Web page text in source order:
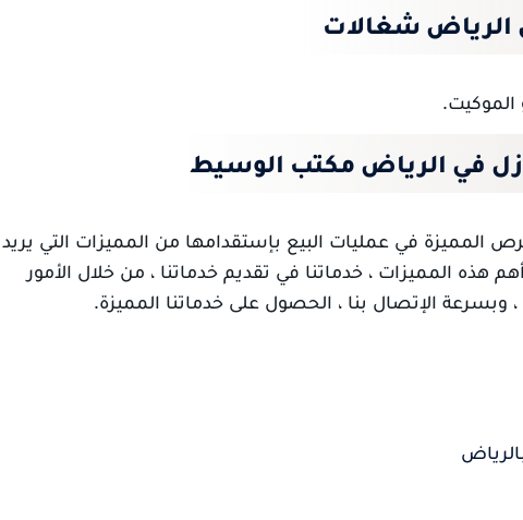
الرياض شغالات
الموكيت.
في الرياض مكتب الوسيط
المميزة في عمليات البيع بإستقدامها من المميزات التي يريد
هذه المميزات ، خدماتنا في تقديم خدماتنا ، من خلال الأمور
الإتصال بنا ، الحصول على خدماتنا المميزة.